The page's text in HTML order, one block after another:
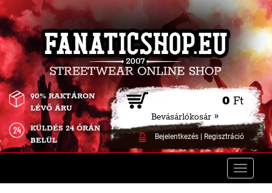
0 Ft
Bevásárlókosár »
Bejelentkezés| Regisztráció
90% RAKTÁRON
LÉVŐ ÁRU
KÜLDÉS 24 ÓRÁN
BELÜL
Toggle